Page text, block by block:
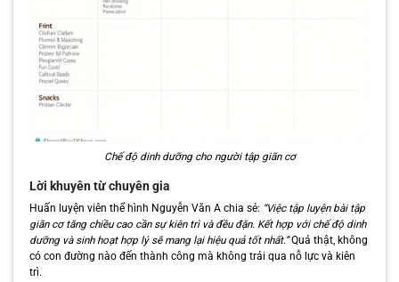
Chế độ dinh dưỡng cho người tập giãn cơ
Lời khuyên từ chuyên gia
Huấn luyện viên thể hình Nguyễn Văn A chia sẻ: “Việc tập luyện bài tập
giãn cơ tăng chiều cao cần sự kiên trì và đều đặn. Kết hợp với chế độ dinh
dưỡng và sinh hoạt hợp lý sẽ mang lại hiệu quả tốt nhất.”Quả thật, không
có con đường nào đến thành công mà không trải qua nỗ lực và kiên
trì.